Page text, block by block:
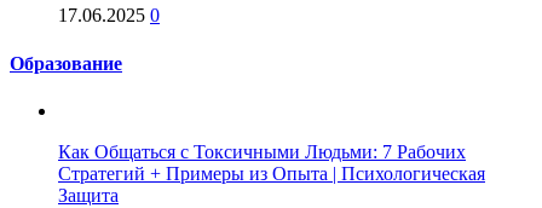
17.06.2025 0
Образование
Как Общаться с Токсичными Людьми: 7 Рабочих
Стратегий + Примеры из Опыта | Психологическая
Защита